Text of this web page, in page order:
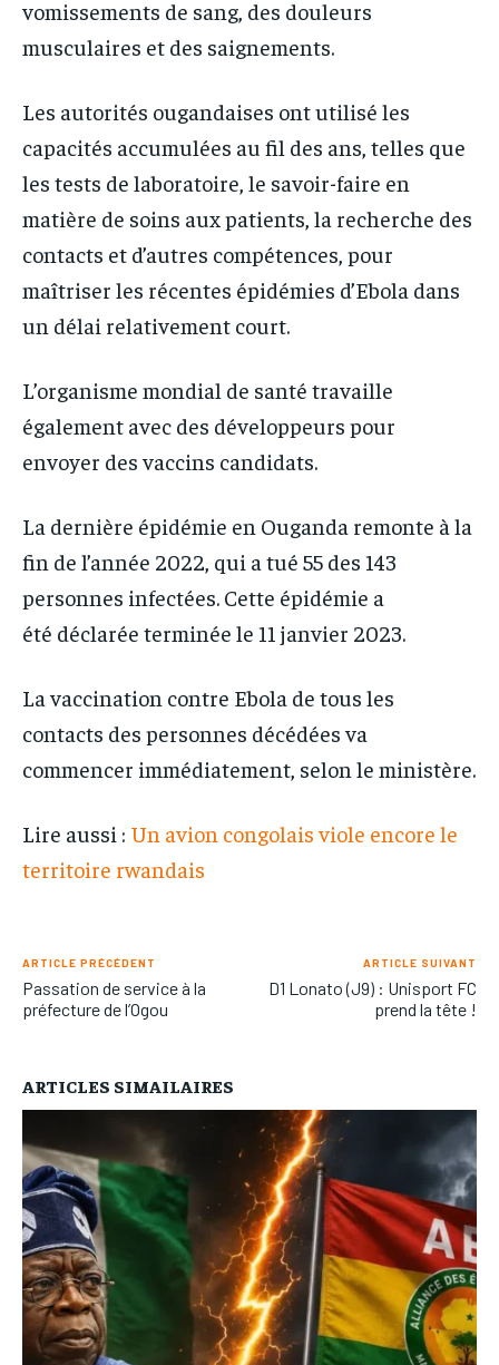
vomissements de sang, des douleurs
musculaires et des saignements.
Les autorités ougandaises ont utilisé les
capacités accumulées au fil des ans, telles que
les tests de laboratoire, le savoir-faire en
matière de soins aux patients, la recherche des
contacts et d’autres compétences, pour
maîtriser les récentes épidémies d’Ebola dans
un délai relativement court.
L’organisme mondial de santé travaille
également avec des développeurs pour
envoyer des vaccins candidats.
La dernière épidémie en Ouganda remonte à la
fin de l’année 2022, qui a tué 55 des 143
personnes infectées. Cette épidémie a
été déclarée terminée le 11 janvier 2023.
La vaccination contre Ebola de tous les
contacts des personnes décédées va
commencer immédiatement, selon le ministère.
Lire aussi : Un avion congolais viole encore le
territoire rwandais
ARTICLE PRÉCÉDENT
Passation de service à la
préfecture de l’Ogou
ARTICLE SUIVANT
D1 Lonato (J9) : Unisport FC
prend la tête !
ARTICLES SIMAILAIRES